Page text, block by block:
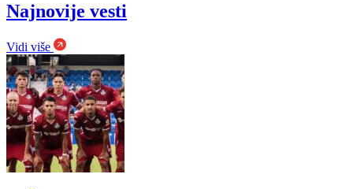
Najnovije vesti
Vidi više